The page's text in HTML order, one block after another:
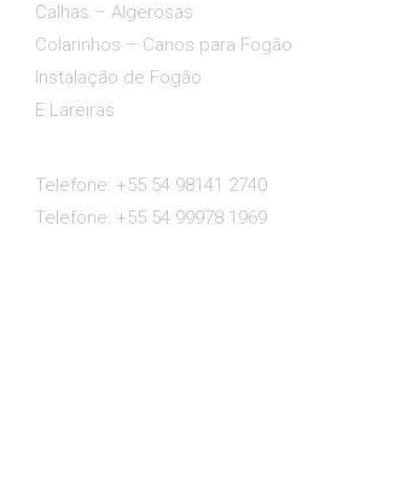
Calhas – Algerosas
Colarinhos – Canos para Fogão
Instalação de Fogão
E Lareiras
Telefone: +55 54 98141 2740
Telefone: +55 54 99978 1969